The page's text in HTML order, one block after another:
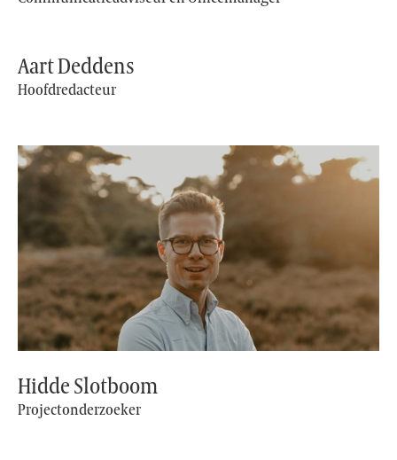
Aart Deddens
Hoofdredacteur
Hidde Slotboom
Projectonderzoeker